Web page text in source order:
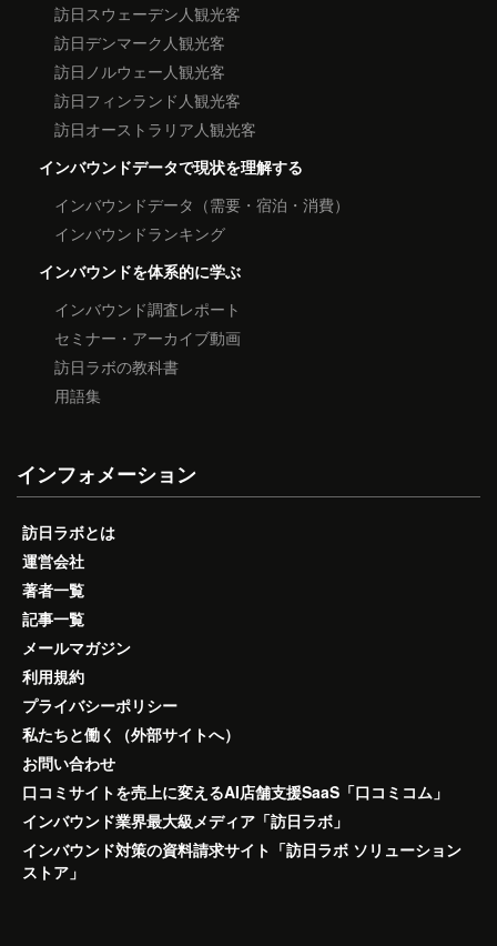
訪日スウェーデン人観光客
訪日デンマーク人観光客
訪日ノルウェー人観光客
訪日フィンランド人観光客
訪日オーストラリア人観光客
インバウンドデータで現状を理解する
インバウンドデータ（需要・宿泊・消費）
インバウンドランキング
インバウンドを体系的に学ぶ
インバウンド調査レポート
セミナー・アーカイブ動画
訪日ラボの教科書
用語集
インフォメーション
訪日ラボとは
運営会社
著者一覧
記事一覧
メールマガジン
利用規約
プライバシーポリシー
私たちと働く（外部サイトへ）
お問い合わせ
口コミサイトを売上に変えるAI店舗支援SaaS「口コミコム」
インバウンド業界最大級メディア「訪日ラボ」
インバウンド対策の資料請求サイト「訪日ラボ ソリューション
ストア」